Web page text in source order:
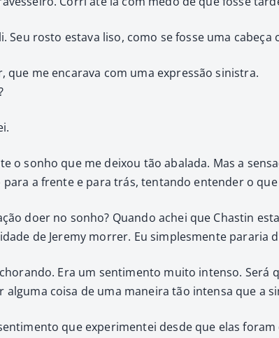
Seu ros­to esta­va liso, como se fos­se uma
que me encar­a­va com uma expressão sin­is­tra.
o son­ho que me deixou tão abal­a­da. Mas a
para a frente e para trás, ten­tan­do enten­der o
doer no son­ho? Quan­do achei que Chastin
de Jere­my mor­rer. Eu sim­ples­mente pararia
Era um sen­ti­men­to muito inten­so. Será
algu­ma coisa de uma maneira tão inten­sa que a
que exper­i­mentei des­de que elas